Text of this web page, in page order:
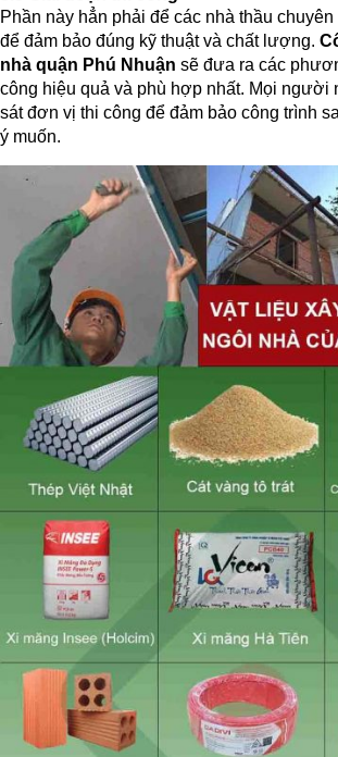
Phần này hẳn phải để các nhà thầu
để đảm bảo đúng kỹ thuật và chất lượng.
nhà quận Phú Nhuận sẽ đưa ra các
công hiệu quả và phù hợp nhất. Mọi người
sát đơn vị thi công để đảm bảo công trình
ý muốn.